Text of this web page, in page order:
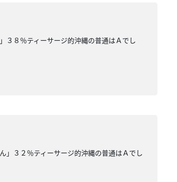
３８％ティーサージ的沖縄の普通はＡでし
」３２％ティーサージ的沖縄の普通はＡでし